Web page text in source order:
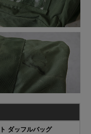
ダッフルバッグ